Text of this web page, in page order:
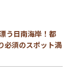
う日南海岸！都
必須のスポット満